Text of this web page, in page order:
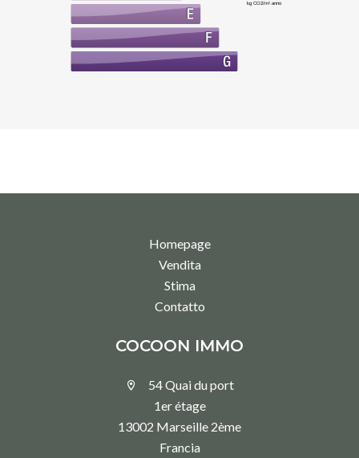
kg CO2/m².anno
Homepage
Vendita
Stima
Contatto
COCOON IMMO
54 Quai du port
1er étage
13002 Marseille 2ème
Francia